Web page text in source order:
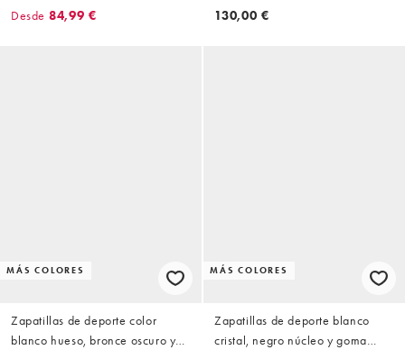
plateado con suela de goma
Desde 84,99 €
de adidas Originals
130,00 €
MÁS COLORES
Zapatillas de deporte color
blanco hueso, bronce oscuro y
MÁS COLORES
Zapatillas de deporte blanco
cristal, negro núcleo y goma